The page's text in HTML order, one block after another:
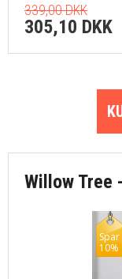
339,00 DKK
305,10 DKK
Willow Tree
Spar
10%